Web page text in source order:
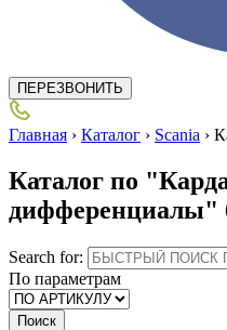
ПЕРЕЗВОНИТЬ
Главная › Каталог › Scania ›
Каталог по
дифференциалы"
Search for:
По параметрам
Поиск